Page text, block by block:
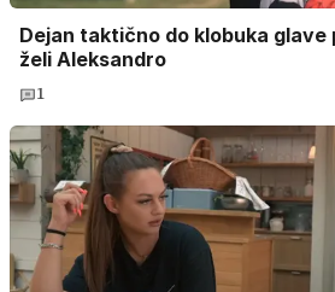
Dejan taktično do klobuka
želi Aleksandro
1